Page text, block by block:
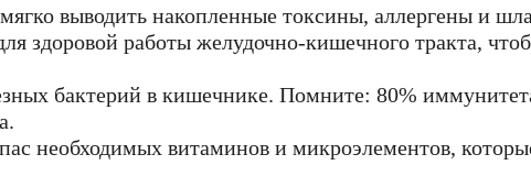
выводить накопленные токсины, аллергены и
здоровой работы желудочно-кишечного тракта,
бактерий в кишечнике. Помните: 80%
необходимых витаминов и микроэлементов,
Имя